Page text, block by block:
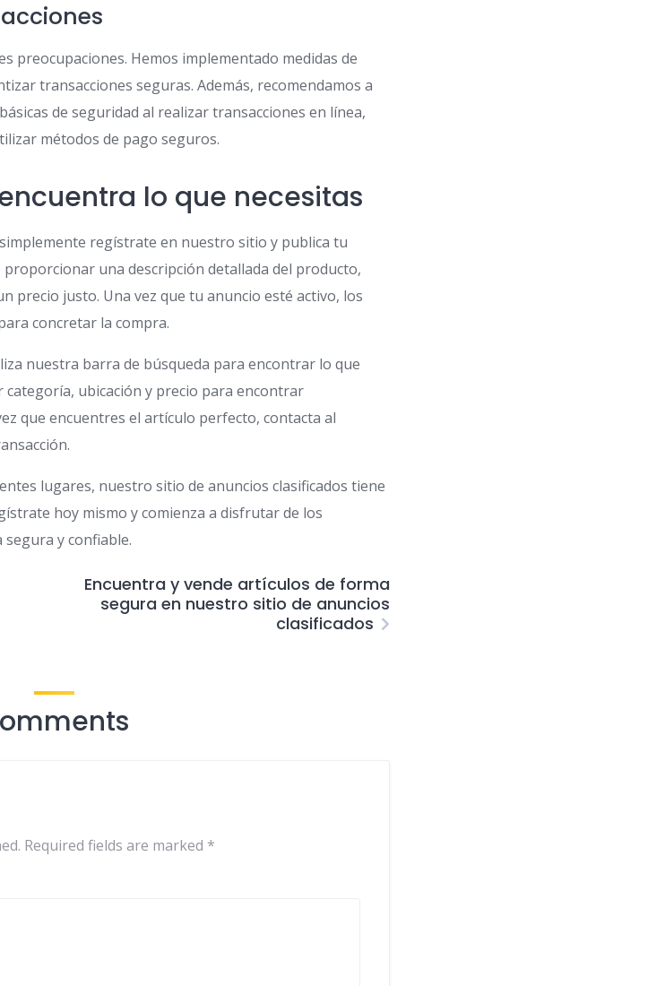
preocupaciones. Hemos implementado medidas de
transacciones seguras. Además, recomendamos a
de seguridad al realizar transacciones en línea,
métodos de pago seguros.
lo que necesitas
regístrate en nuestro sitio y publica tu
una descripción detallada del producto,
precio justo. Una vez que tu anuncio esté activo, los
concretar la compra.
nuestra barra de búsqueda para encontrar lo que
ubicación y precio para encontrar
que encuentres el artículo perfecto, contacta al
lugares, nuestro sitio de anuncios clasificados tiene
hoy mismo y comienza a disfrutar de los
y confiable.
Encuentra y vende artículos de forma
segura en nuestro sitio de anuncios
clasificados
Required fields are marked *